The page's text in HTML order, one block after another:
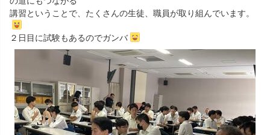
講習ということで、たくさんの生徒、職員が取り組んでいます。
２日目に試験もあるのでガンバ